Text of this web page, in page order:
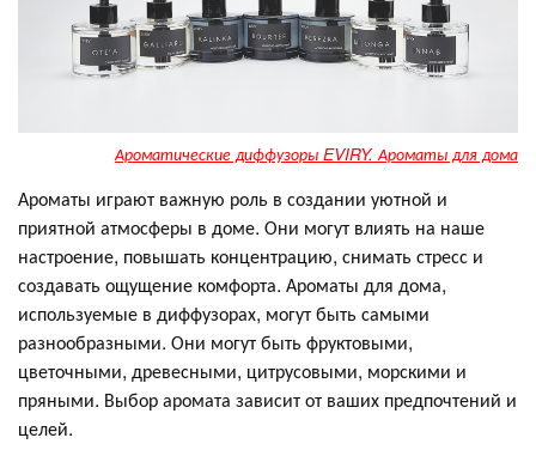
Ароматические диффузоры EVIRY. Ароматы для дома
Ароматы играют важную роль в создании уютной и
приятной атмосферы в доме. Они могут влиять на наше
настроение, повышать концентрацию, снимать стресс и
создавать ощущение комфорта. Ароматы для дома,
используемые в диффузорах, могут быть самыми
разнообразными. Они могут быть фруктовыми,
цветочными, древесными, цитрусовыми, морскими и
пряными. Выбор аромата зависит от ваших предпочтений и
целей.